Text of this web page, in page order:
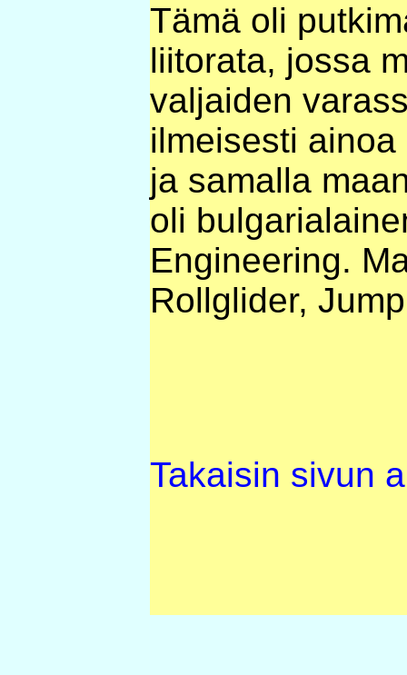
Tämä oli
liitorata, jossa
valjaiden
ilmeisesti
ja samalla
oli
Engineering.
Rollglider,
Takaisin sivun